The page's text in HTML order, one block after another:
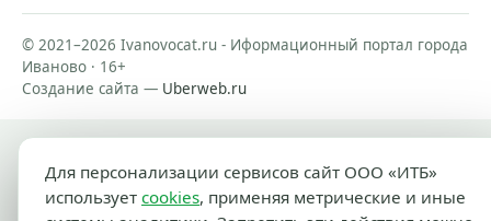
© 2021–2026 Ivanovocat.ru - Иформационный портал города
Иваново · 16+
Создание сайта — Uberweb.ru
Для персонализации сервисов сайт ООО «ИТБ»
использует cookies, применяя метрические и иные